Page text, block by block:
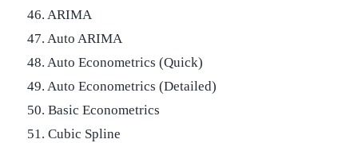
46. ARIMA
47. Auto ARIMA
48. Auto Econometrics (Quick)
49. Auto Econometrics (Detailed)
50. Basic Econometrics
51. Cubic Spline